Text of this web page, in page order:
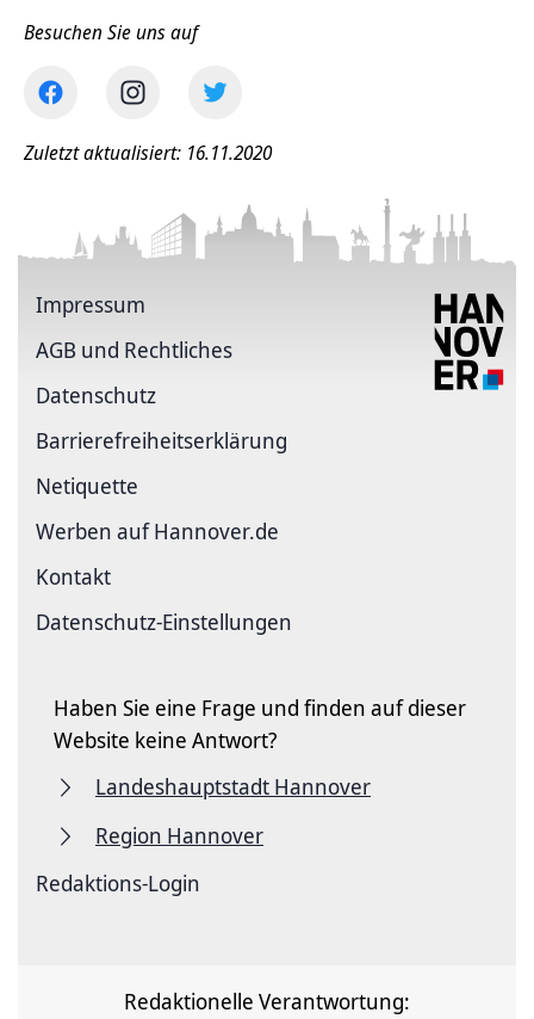
Besuchen Sie uns auf
Zuletzt aktualisiert: 16.11.2020
Impressum
AGB und Rechtliches
Datenschutz
Barriere­freiheits­erklärung
Netiquette
Werben auf Hannover.de
Kontakt
Datenschutz-Einstellungen
Haben Sie eine Frage und finden auf dieser
Website keine Antwort?
Landeshauptstadt Hannover
Region Hannover
Redaktions-Login
Redaktionelle Verantwortung: